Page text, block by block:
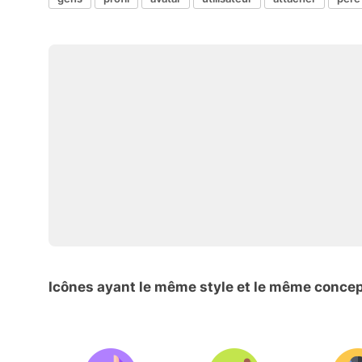
Icônes ayant le même style et le même